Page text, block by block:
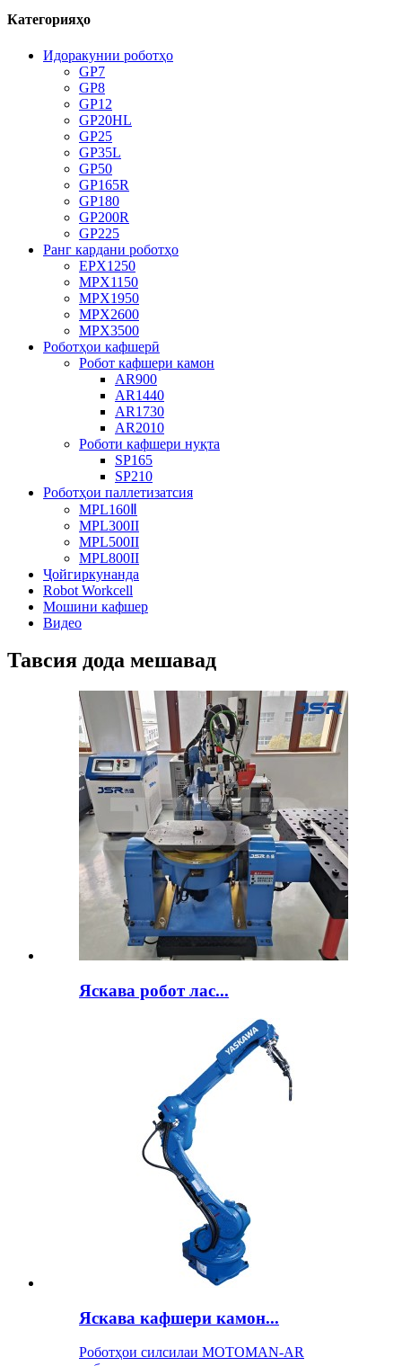
Категорияҳо
Идоракунии роботҳо
GP7
GP8
GP12
GP20HL
GP25
GP35L
GP50
GP165R
GP180
GP200R
GP225
Ранг кардани роботҳо
EPX1250
MPX1150
MPX1950
MPX2600
MPX3500
Роботҳои кафшерӣ
Робот кафшери камон
AR900
AR1440
AR1730
AR2010
Роботи кафшери нуқта
SP165
SP210
Роботҳои паллетизатсия
MPL160Ⅱ
MPL300II
MPL500II
MPL800II
Ҷойгиркунанда
Robot Workcell
Мошини кафшер
Видео
Тавсия дода мешавад
Яскава робот лас...
Яскава кафшери камон...
Роботҳои силсилаи MOTOMAN-AR